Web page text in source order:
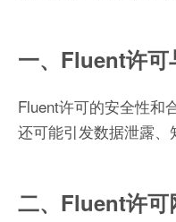
一、Fluent许可
Fluent许可的安全性和
还可能引发数据泄露、
二、Fluent许可